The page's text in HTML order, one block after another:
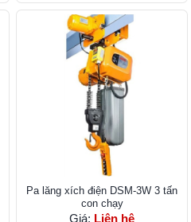
Pa lăng xích điện DSM-3W 3 tấn
con chạy
Giá: Liên hệ